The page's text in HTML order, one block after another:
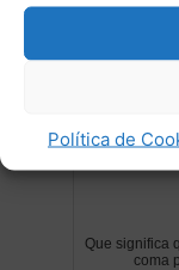
Política de
Que significa
coma